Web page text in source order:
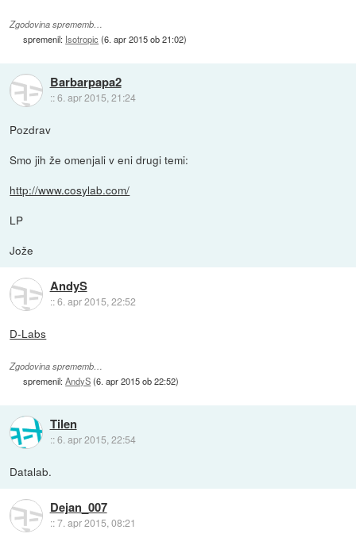
Zgodovina sprememb…
spremenil: Isotropic (6. apr 2015 ob 21:02)
Barbarpapa2
::6. apr 2015, 21:24
Pozdrav
Smo jih že omenjali v eni drugi temi:
http://www.cosylab.com/
LP
Jože
AndyS
::6. apr 2015, 22:52
D-Labs
Zgodovina sprememb…
spremenil:AndyS(6. apr 2015 ob 22:52)
Tilen
::6. apr 2015, 22:54
Datalab.
Dejan_007
::7. apr 2015, 08:21